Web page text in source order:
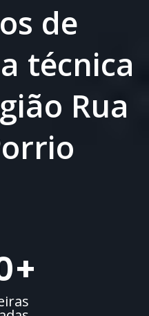
de
técnica
Rua
+